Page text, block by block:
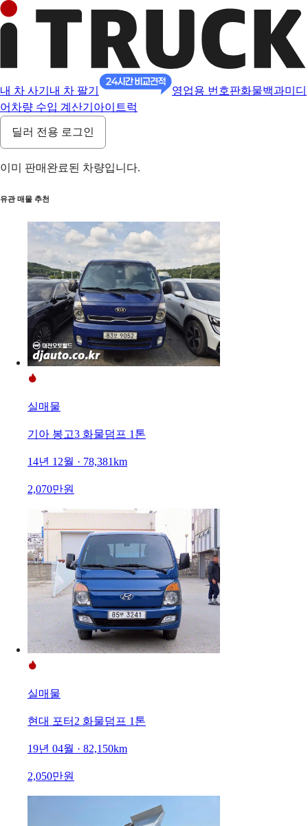
내 차 사기 내 차 팔기 영업용 번호판화물백과미디
어 차량 수입 계산기 아이트럭
딜러 전용 로그인
이미 판매완료된 차량입니다.
유관 매물 추천
실매물
기아 봉고3 화물덤프 1톤
14년 12월 · 78,381km
2,070만원
실매물
현대 포터2 화물덤프 1톤
19년 04월 · 82,150km
2,050만원